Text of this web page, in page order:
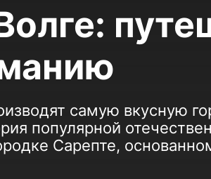
самую вкусную
популярной
Сарепте,